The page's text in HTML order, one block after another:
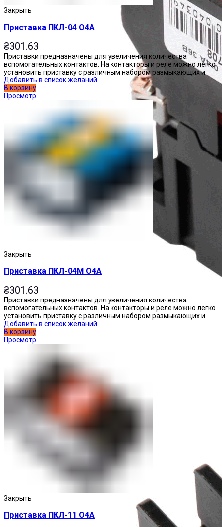
Реле промежуточные
Закрыть
Приставка ПКЛ-04 О4А
₴301.63
Приставки предназначены для увеличения количества
вспомогательных контактов. На контакторы и реле можно легко
установить приставку с различным набором размыкающих и
Добавить в список желаний
В корзину
Просмотр
Закрыть
Приставка ПКЛ-04М О4А
₴301.63
Приставки предназначены для увеличения количества
вспомогательных контактов. На контакторы и реле можно легко
установить приставку с различным набором размыкающих и
Добавить в список желаний
В корзину
Просмотр
Закрыть
Приставка ПКЛ-11 О4А